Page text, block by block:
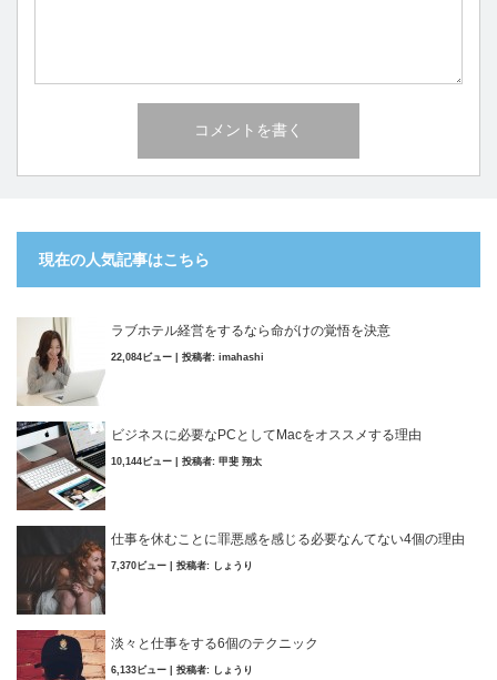
現在の人気記事はこちら
ラブホテル経営をするなら命がけの覚悟を決意
22,084ビュー 投稿者: imahashi
ビジネスに必要なPCとしてMacをオススメする理由
10,144ビュー 投稿者: 甲斐 翔太
仕事を休むことに罪悪感を感じる必要なんてない4個の理由
7,370ビュー 投稿者: しょうり
淡々と仕事をする6個のテクニック
6,133ビュー 投稿者: しょうり